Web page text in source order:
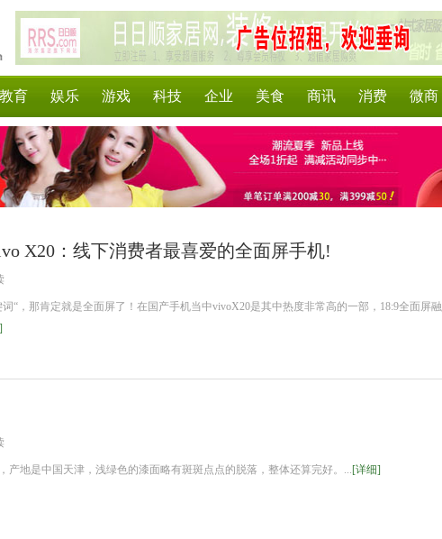
教育 娱乐 游戏 科技 企业 美食 商讯 消费 微商
X20：线下消费者最喜爱的全面屏手机!
“，那肯定就是全面屏了！在国产手机当中vivoX20是其中热度非常高的一部，18:9全面屏融
产地是中国天津，浅绿色的漆面略有斑斑点点的脱落，整体还算完好。...[详细]